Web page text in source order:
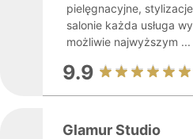
pielęgnacyjne,
salonie każda usługa
możliwie najwyższym ...
9.9
Glamur Studio